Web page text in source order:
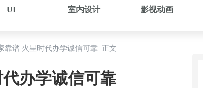
UI 室内设计 影视动画
靠谱 火星时代办学诚信可靠 正文
办学诚信可靠